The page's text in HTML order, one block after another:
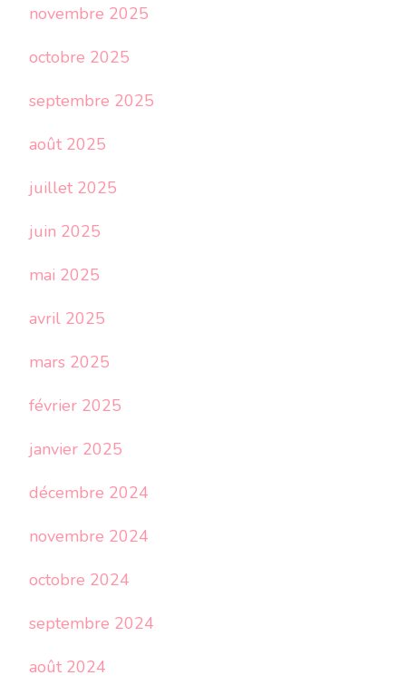
novembre 2025
octobre 2025
septembre 2025
août 2025
juillet 2025
juin 2025
mai 2025
avril 2025
mars 2025
février 2025
janvier 2025
décembre 2024
novembre 2024
octobre 2024
septembre 2024
août 2024